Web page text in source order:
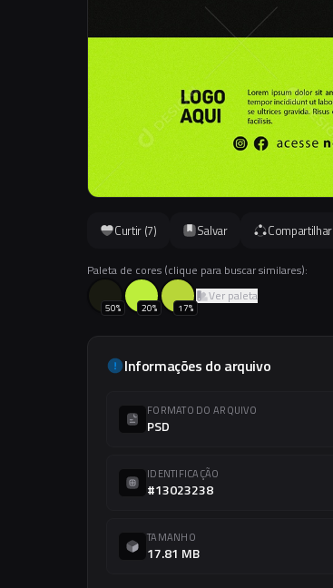
Curtir (7) Salvar Compartilhar
Paleta de cores (clique para buscar similares):
50% 20% 17%
Ver paleta
Informações do arquivo
FORMATO DO ARQUIVO
PSD
IDENTIFICAÇÃO
#13023238
TAMANHO
17.81 MB